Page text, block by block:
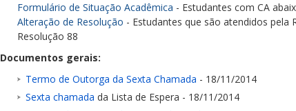
Formulário de Situação Acadêmica - Estudantes com CA
Alteração de Resolução - Estudantes que são atendidos pela
Resolução 88
Documentos gerais:
Termo de Outorga da Sexta Chamada - 18/11/2014
Sexta chamada da Lista de Espera - 18/11/2014